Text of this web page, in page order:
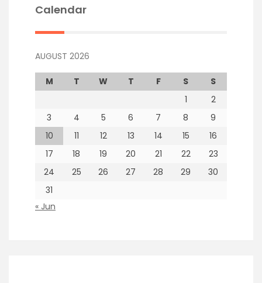
Calendar
AUGUST 2026
M T W T F S
S
1
2
3
4 5 6 7 8
9
10
11 12 13 14 15
16
17
18 19 20 21 22
23
24
25 26 27 28 29
30
31
« Jun